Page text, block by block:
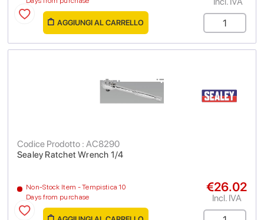
AGGIUNGI AL CARRELLO
Sealey Ratchet Wrench 1/4
Codice Prodotto : AC8290
Non-Stock Item - Tempistica 10
Days from purchase
€26.02
Incl. IVA